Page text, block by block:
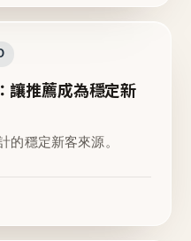
讓推薦成為穩定新
的穩定新客來源。